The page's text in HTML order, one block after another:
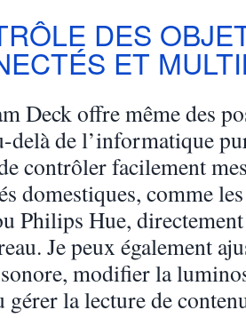
DES
ET
Deck offre même des
delà de l’informatique
contrôler facilement
domestiques, comme
Philips Hue,
Je peux également
modifier la
gérer la lecture de